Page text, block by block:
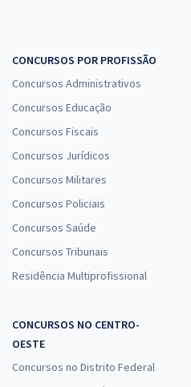
CONCURSOS POR PROFISSÃO
Concursos Administrativos
Concursos Educação
Concursos Fiscais
Concursos Jurídicos
Concursos Militares
Concursos Policiais
Concursos Saúde
Concursos Tribunais
Residência Multiprofissional
CONCURSOS NO CENTRO-
OESTE
Concursos no Distrito Federal